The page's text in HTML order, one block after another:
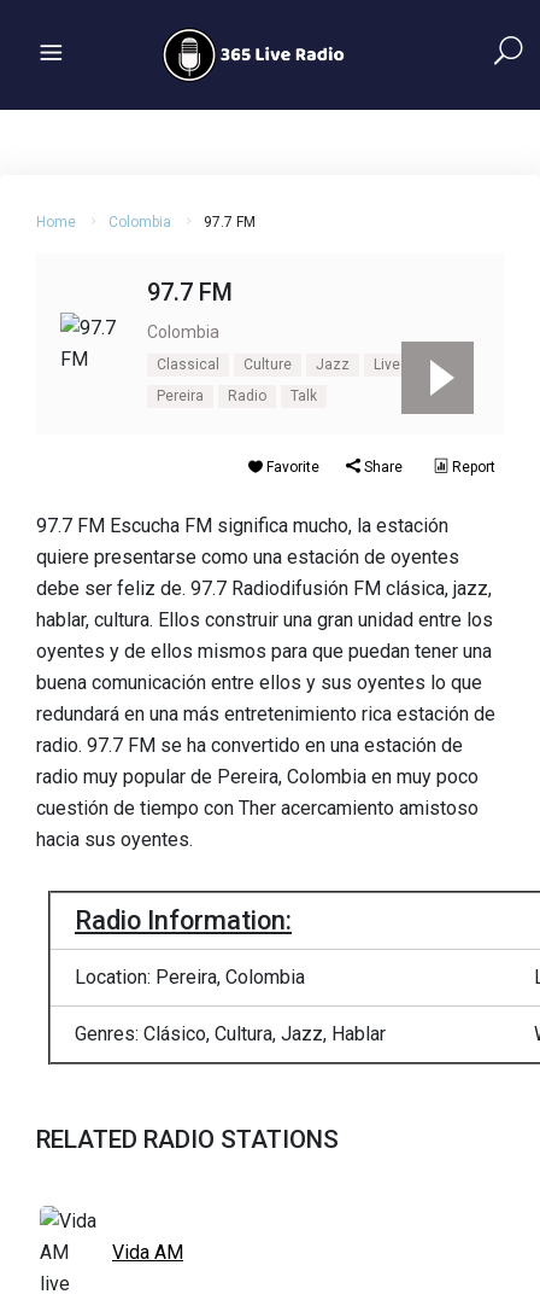
Home Colombia 97.7 FM
97.7 FM
Colombia
Classical Culture Jazz
Live 97.7 FM
Pereira
Radio Talk
Favorite Share Report
97.7 FM Escucha FM significa mucho, la estación
quiere presentarse como una estación de oyentes
debe ser feliz de. 97.7 Radiodifusión FM clásica, jazz,
hablar, cultura. Ellos construir una gran unidad entre los
oyentes y de ellos mismos para que puedan tener una
buena comunicación entre ellos y sus oyentes lo que
redundará en una más entretenimiento rica estación de
radio. 97.7 FM se ha convertido en una estación de
radio muy popular de Pereira, Colombia en muy poco
cuestión de tiempo con Ther acercamiento amistoso
hacia sus oyentes.
Radio Information:
Location: Pereira, Colombia
Genres: Clásico, Cultura, Jazz, Hablar
RELATED RADIO STATIONS
Vida AM